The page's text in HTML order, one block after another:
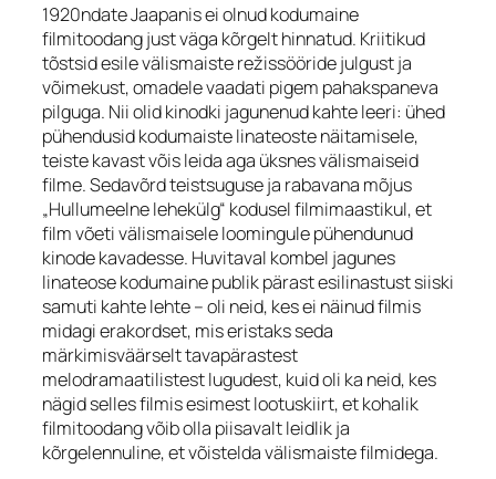
1920ndate Jaapanis ei olnud kodumaine
filmitoodang just väga kõrgelt hinnatud. Kriitikud
tõstsid esile välismaiste režissööride julgust ja
võimekust, omadele vaadati pigem pahakspaneva
pilguga. Nii olid kinodki jagunenud kahte leeri: ühed
pühendusid kodumaiste linateoste näitamisele,
teiste kavast võis leida aga üksnes välismaiseid
filme. Sedavõrd teistsuguse ja rabavana mõjus
„Hullumeelne lehekülg“ kodusel filmimaastikul, et
film võeti välismaisele loomingule pühendunud
kinode kavadesse. Huvitaval kombel jagunes
linateose kodumaine publik pärast esilinastust siiski
samuti kahte lehte – oli neid, kes ei näinud filmis
midagi erakordset, mis eristaks seda
märkimisväärselt tavapärastest
melodramaatilistest lugudest, kuid oli ka neid, kes
nägid selles filmis esimest lootuskiirt, et kohalik
filmitoodang võib olla piisavalt leidlik ja
kõrgelennuline, et võistelda välismaiste filmidega.